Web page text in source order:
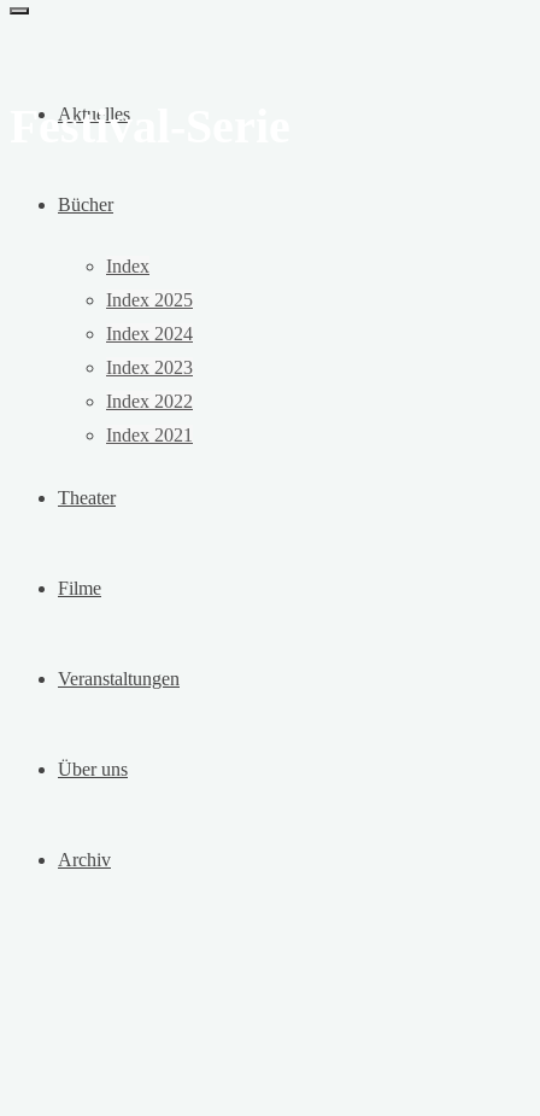
Aktuelles
Bücher
Index
Index 2025
Index 2024
Index 2023
Index 2022
Index 2021
Theater
Filme
Veranstaltungen
Über uns
Archiv
Festival-Serie